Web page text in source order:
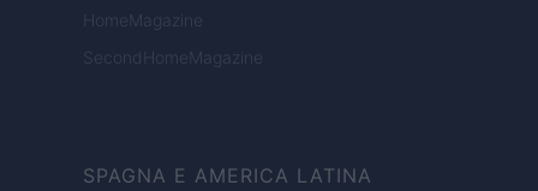
HomeMagazine
SecondHomeMagazine
SPAGNA E AMERICA LATINA